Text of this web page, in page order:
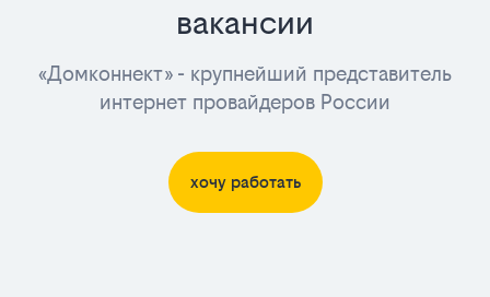
вакансии
«Домконнект» - крупнейший представитель
интернет провайдеров России
хочу работать